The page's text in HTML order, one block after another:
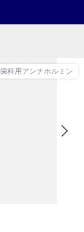
歯科用アンチホルミン